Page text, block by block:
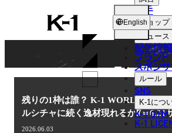
K-
1
English
選手
ショップ
ニュース
配信情報
ブランド
スポン
ルール
SNS
K-1につ
K-1 GYM
K-1
NEWS
ニュース
残りの1枠は誰？ K-1 WORLD MAX
ルシチャに続く逸材現れるか⁉＝6.21
2026.06.03